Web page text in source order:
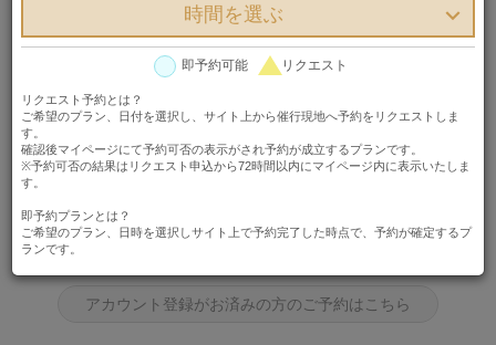
日程を選び、はじめての方は「アカウント登録してプランを予約する」ボタ
ンを、アカウント登録済みの方は「アカウント登録がお済みの方のご予約は
こちら」ボタンを押してください。
 2026年07月11日 00時00分
時間を選ぶ
即予約可能 リクエスト
リクエスト予約とは？
ご希望のプラン、日付を選択し、サイト上から催行現地へ予約をリクエストしま
す。
確認後マイページにて予約可否の表示がされ予約が成立するプランです。
※予約可否の結果はリクエスト申込から72時間以内にマイページ内に表示いたしま
す。
即予約プランとは？
ご希望のプラン、日時を選択しサイト上で予約完了した時点で、予約が確定するプ
ランです。